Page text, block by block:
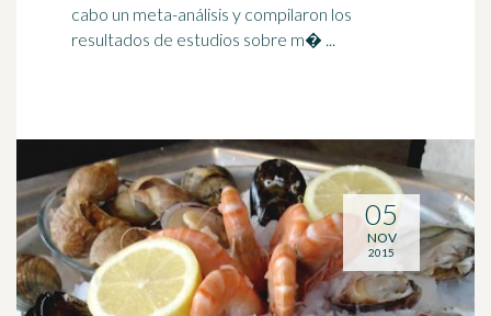
cabo un meta-análisis y compilaron los
resultados de estudios sobre m� ...
05
NOV
2015